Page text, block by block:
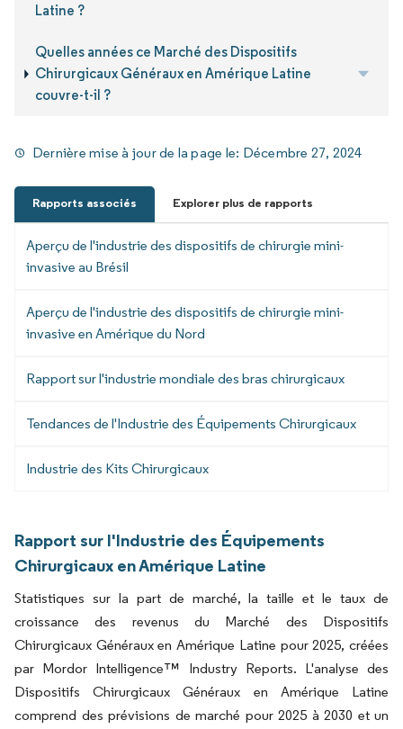
Latine ?
Quelles années ce Marché des Dispositifs
Chirurgicaux Généraux en Amérique Latine
couvre-t-il ?
Dernière mise à jour de la page le: Décembre 27, 2024
Rapports associés Explorer plus de rapports
Aperçu de l'industrie des dispositifs de chirurgie mini-
invasive au Brésil
Aperçu de l'industrie des dispositifs de chirurgie mini-
invasive en Amérique du Nord
Rapport sur l'industrie mondiale des bras chirurgicaux
Tendances de l'Industrie des Équipements Chirurgicaux
Industrie des Kits Chirurgicaux
Rapport sur l'Industrie des Équipements
Chirurgicaux en Amérique Latine
Statistiques sur la part de marché, la taille et le taux de
croissance des revenus du Marché des Dispositifs
Chirurgicaux Généraux en Amérique Latine pour 2025, créées
par Mordor Intelligence™ Industry Reports. L'analyse des
Dispositifs Chirurgicaux Généraux en Amérique Latine
comprend des prévisions de marché pour 2025 à 2030 et un